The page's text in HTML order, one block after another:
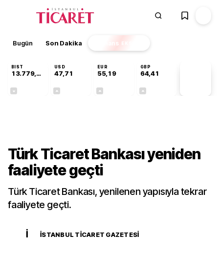
Bugün Son Dakika Finans EKSTRA
BIST
13.779,39
USD
47,71
EUR
55,19
GBP
64,41
Türk Ticaret Bankası yeniden
faaliyete geçti
Türk Ticaret Bankası, yenilenen yapısıyla tekrar
faaliyete geçti.
İ İSTANBUL TICARET GAZETESI